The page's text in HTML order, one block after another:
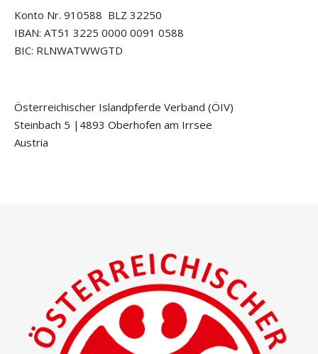
Konto Nr. 910588 BLZ 32250
IBAN: AT51 3225 0000 0091 0588
BIC: RLNWATWWGTD
Österreichischer Islandpferde Verband (ÖIV)
Steinbach 5 |4893 Oberhofen am Irrsee
Austria